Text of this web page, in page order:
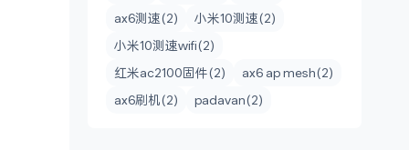
ax6测速(2)
小米10测速(2)
小米10测速wifi(2)
红米ac2100固件(2)
ax6 ap mesh(2)
ax6刷机(2)
padavan(2)